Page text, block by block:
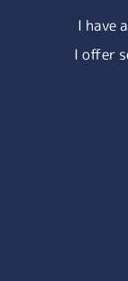
I have
I offer